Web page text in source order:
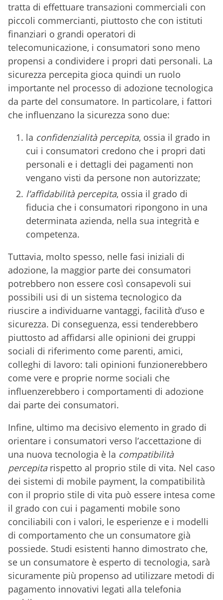
tratta di effettuare transazioni commerciali con
piccoli commercianti, piuttosto che con istituti
finanziari o grandi operatori di
telecomunicazione, i consumatori sono meno
propensi a condividere i propri dati personali. La
sicurezza percepita gioca quindi un ruolo
importante nel processo di adozione tecnologica
da parte del consumatore. In particolare, i fattori
che influenzano la sicurezza sono due:
la confidenzialità percepita, ossia il grado in
cui i consumatori credono che i propri dati
personali e i dettagli dei pagamenti non
vengano visti da persone non autorizzate;
l’affidabilità percepita, ossia il grado di
fiducia che i consumatori ripongono in una
determinata azienda, nella sua integrità e
competenza.
Tuttavia, molto spesso, nelle fasi iniziali di
adozione, la maggior parte dei consumatori
potrebbero non essere così consapevoli sui
possibili usi di un sistema tecnologico da
riuscire a individuarne vantaggi, facilità d’uso e
sicurezza. Di conseguenza, essi tenderebbero
piuttosto ad affidarsi alle opinioni dei gruppi
sociali di riferimento come parenti, amici,
colleghi di lavoro: tali opinioni funzionerebbero
come vere e proprie norme sociali che
influenzerebbero i comportamenti di adozione
dai parte dei consumatori.
Infine, ultimo ma decisivo elemento in grado di
orientare i consumatori verso l’accettazione di
una nuova tecnologia è la compatibilità
percepita rispetto al proprio stile di vita. Nel caso
dei sistemi di mobile payment, la compatibilità
con il proprio stile di vita può essere intesa come
il grado con cui i pagamenti mobile sono
conciliabili con i valori, le esperienze e i modelli
di comportamento che un consumatore già
possiede. Studi esistenti hanno dimostrato che,
se un consumatore è esperto di tecnologia, sarà
sicuramente più propenso ad utilizzare metodi di
pagamento innovativi legati alla telefonia